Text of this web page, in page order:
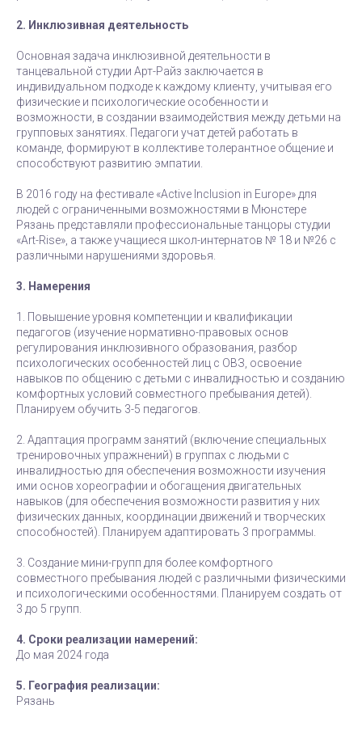
2. Инклюзивная деятельность
Основная задача инклюзивной деятельности в
танцевальной студии Арт-Райз заключается в
индивидуальном подходе к каждому клиенту, учитывая его
физические и психологические особенности и
возможности, в создании взаимодействия между детьми на
групповых занятиях. Педагоги учат детей работать в
команде, формируют в коллективе толерантное общение и
способствуют развитию эмпатии.
В 2016 году на фестивале «Active Inclusion in Europe» для
людей с ограниченными возможностями в Мюнстере
Рязань представляли профессиональные танцоры студии
«Art-Rise», а также учащиеся школ-интернатов № 18 и №26 с
различными нарушениями здоровья.
3. Намерения
1. Повышение уровня компетенции и квалификации
педагогов (изучение нормативно-правовых основ
регулирования инклюзивного образования, разбор
психологических особенностей лиц с ОВЗ, освоение
навыков по общению с детьми с инвалидностью и созданию
комфортных условий совместного пребывания детей).
Планируем обучить 3-5 педагогов.
2. Адаптация программ занятий (включение специальных
тренировочных упражнений) в группах с людьми с
инвалидностью для обеспечения возможности изучения
ими основ хореографии и обогащения двигательных
навыков (для обеспечения возможности развития у них
физических данных, координации движений и творческих
способностей). Планируем адаптировать 3 программы.
3. Создание мини-групп для более комфортного
совместного пребывания людей с различными физическими
и психологическими особенностями. Планируем создать от
3 до 5 групп.
4. Сроки реализации намерений:
До мая 2024 года
5. География реализации:
Рязань